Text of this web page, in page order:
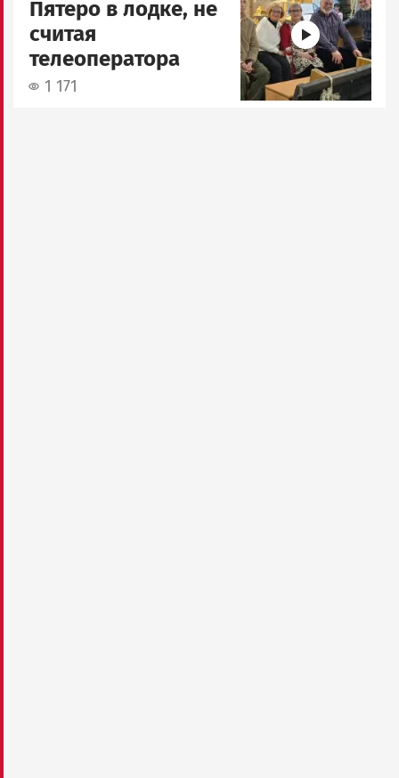
Пятеро в лодке, не
считая
телеоператора
1 171